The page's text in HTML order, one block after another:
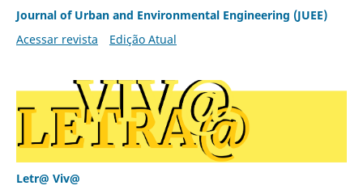
Journal of Urban and Environmental Engineering (JUEE)
Acessar revista
Edição Atual
Letr@ Viv@